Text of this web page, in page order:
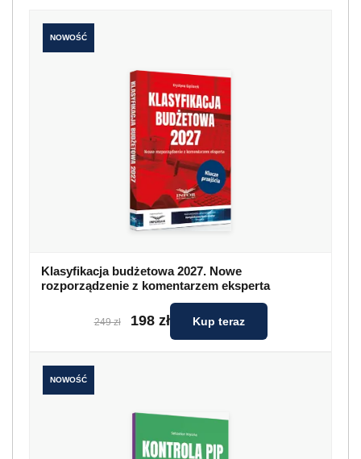
NOWOŚĆ
Klasyfikacja budżetowa 2027. Nowe
rozporządzenie z komentarzem eksperta
249 zł 198 zł Kup teraz
NOWOŚĆ